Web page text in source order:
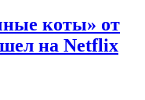
коты» от
на Netflix